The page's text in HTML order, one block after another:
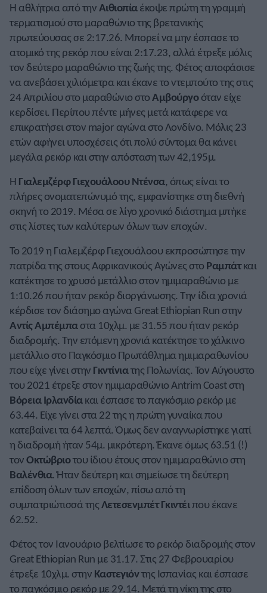
Η αθλήτρια από τηνΑιθιοπίαέκοψε πρώτη τη γραμμή
τερματισμού στο μαραθώνιο της βρετανικής
πρωτεύουσας σε 2:17.26. Μπορεί να μην έσπασε το
ατομικό της ρεκόρ που είναι 2:17.23, αλλά έτρεξε μόλις
τον δεύτερο μαραθώνιο της ζωής της. Φέτος αποφάσισε
να ανεβάσει χιλιόμετρα και έκανε το ντεμπούτο της στις
24 Απριλίου στο μαραθώνιο στοΑμβούργο όταν είχε
κερδίσει. Περίπου πέντε μήνες μετά κατάφερε να
επικρατήσει στον major αγώνα στο Λονδίνο. Μόλις 23
ετών αφήνει υποσχέσεις ότι πολύ σύντομα θα κάνει
μεγάλα ρεκόρ και στην απόσταση των 42,195μ.
Η Γιαλεμζέρφ Γιεχουάλοου Ντένσα, όπως είναι το
πλήρες ονοματεπώνυμό της, εμφανίστηκε στη διεθνή
σκηνή το 2019. Μέσα σε λίγο χρονικό διάστημα μπήκε
στις λίστες των καλύτερων όλων των εποχών.
Το 2019 η Γιαλεμζέρφ Γιεχουάλοου εκπροσώπησε την
πατρίδα της στους Αφρικανικούς Αγώνες στο Ραμπάτκαι
κατέκτησε το χρυσό μετάλλιο στον ημιμαραθώνιο με
1:10.26 που ήταν ρεκόρ διοργάνωσης. Την ίδια χρονιά
κέρδισε τον διάσημο αγώνα Great Ethiopian Run στην
Αντίς Αμπέμπαστα 10χλμ. με 31.55 που ήταν ρεκόρ
διαδρομής. Την επόμενη χρονιά κατέκτησε το χάλκινο
μετάλλιο στο Παγκόσμιο Πρωτάθλημα ημιμαραθωνίου
που είχε γίνει στην Γκντίνιατης Πολωνίας. Τον Αύγουστο
του 2021 έτρεξε στον ημιμαραθώνιο Antrim Coast στη
Βόρεια Ιρλανδίακαι έσπασε το παγκόσμιο ρεκόρ με
63.44. Είχε γίνει στα 22 της η πρώτη γυναίκα που
κατεβαίνει τα 64 λεπτά. Όμως δεν αναγνωρίστηκε γιατί
η διαδρομή ήταν 54μ. μικρότερη. Έκανε όμως 63.51 (!)
τονΟκτώβριοτου ίδιου έτους στον ημιμαραθώνιο στη
Βαλένθια. Ήταν δεύτερη και σημείωσε τη δεύτερη
επίδοση όλων των εποχών, πίσω από τη
συμπατριώτισσά τηςΛετεσενμπέτ Γκιντέιπου έκανε
62.52.
Φέτος τον Ιανουάριο βελτίωσε το ρεκόρ διαδρομής στον
Great Ethiopian Run με 31.17. Στις 27 Φεβρουαρίου
έτρεξε 10χλμ. στην Καστεγιόντης Ισπανίας και έσπασε
το παγκόσμιο ρεκόρ με 29.14. Μετά τη νίκη της στο